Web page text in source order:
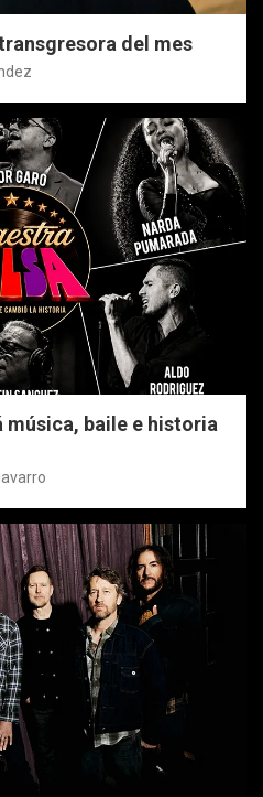
del mes
música, baile e historia